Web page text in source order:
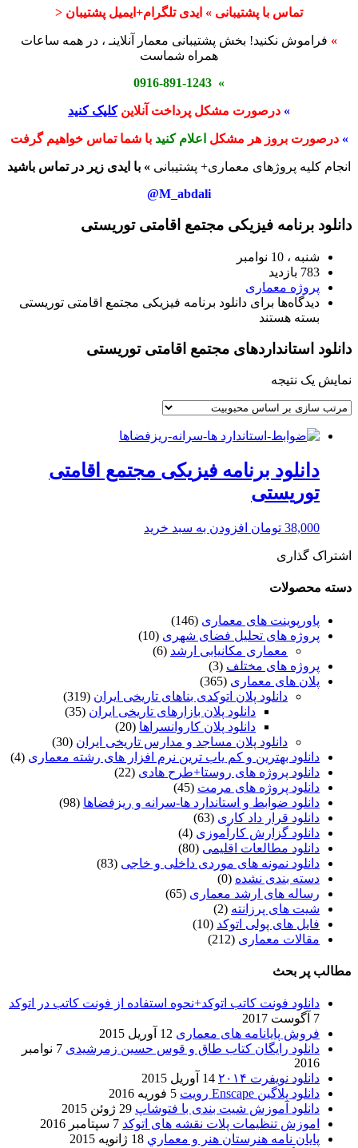
تماس با پشتیبانی » ایدی تلگرام+ایمیل پشتیبان <
» فراموش نکنید! بخش پشتیبانی معمار آنلاینـ ، در همه ساعات
همراه شماست
» 0916-891-1243
» درصورت مشکل پرداخت آنلاینکلیک کنید
» درصورت بروز هر مشکل اعلام کنید با شما تماس خواهیم گرفت
انجام کلیه پروژهای معماری+ پشتیبانی » با ایدی زیر در تماس باشید
M_abdali@
دانلود برنامه فیزیکی مجتمع اقامتی توریستی
شنبه ، 10 نوامبر
783 بازدید
پروژه معماری
دیدگاه‌ها برای دانلود برنامه فیزیکی مجتمع اقامتی توریستی
بسته هستند
دانلود استانداردهای مجتمع اقامتی توریستی
نمایش یک نتیجه
دانلود برنامه فیزیکی مجتمع اقامتی
توریستی
38,000 تومان افزودن به سبد خرید
اشتراک گذاری
دسته محصولات
پاورپوینت های معماری (146)
پروژه های تحلیل فضای شهری (10)
معماری مکانیابی ارشد (6)
پروژه های مختلف (3)
پلان های معماری (365)
دانلود پلان اتوکدی بناهای تاریخی ایران (319)
دانلود پلان بازارهای تاریخی ایران (35)
دانلود پلان کاروانسراها (20)
دانلود پلان مساجد و مدارس تاریخی ایران (30)
دانلود بهترین و کم یاب ترین نرم افزار های رشته معماری (4)
دانلود پروژه های روستا+طرح هادی (22)
دانلود پروژه های مرمت (45)
دانلود ضوابط و استاندارد ها-سرانه و ریزفضاها (98)
دانلود قرار داد کاری (63)
دانلود گزارش کارآموزی (4)
دانلود مطالعات اقلیمی (80)
دانلود نمونه های موردی داخلی و خاجی (83)
دسته بندی نشده (0)
رساله های ارشد معماری (65)
شیت های پرزانته (2)
فایل های پولی اتوکد (10)
مقالات معماری (212)
مطالب پر بحث
دانلود فونت کاتب اتوکد+نحوه استفاده از فونت کاتب در اتوکد
7 آگوست 2017
فروش پایانامه های معماری 12 آوریل 2015
دانلود رایگان کتاب طاق و قوس حسین زمرشیدی
7 نوامبر
2016
دانلود نویفرت ۲۰۱۴
14 آوریل 2015
دانلود پلاگین Enscape رویت
5 فوریه 2016
دانلود آموزش شیت بندی با فتوشاپ 29 ژوئن 2015
اموزش تنظیمات پلات نقشه های اتوکد 7 سپتامبر 2016
پایان نامه هنرستان هنر و معماري 18 ژانویه 2015